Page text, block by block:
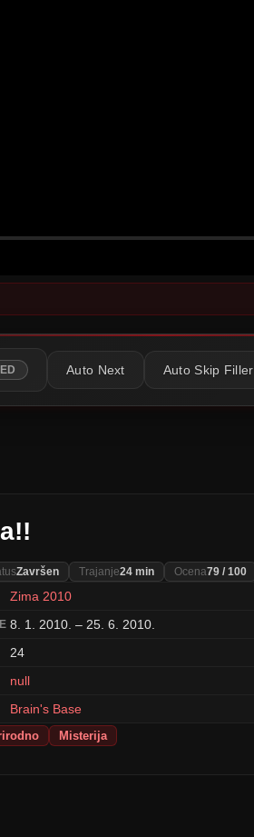
ED Auto Next Auto Skip Filler
Završen Trajanje24 min Ocena79 / 100
Zima 2010
8. 1. 2010. – 25. 6. 2010.
24
null
Brain's Base
Misterija